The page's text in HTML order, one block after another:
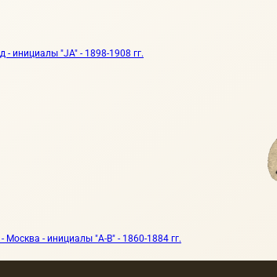
- инициалы "JA" - 1898-1908 гг.
- инициалы "А-В" - 1860-1884 гг.